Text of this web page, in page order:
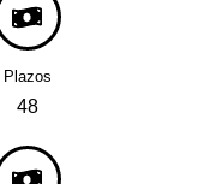
Plazos
48